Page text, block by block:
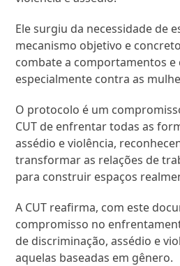
Ele surgiu da necessidade de
mecanismo objetivo e
combate a comportamentos e
especialmente contra as
O protocolo é um
CUT de enfrentar todas as
assédio e violência,
transformar as relações de
para construir espaços
A CUT reafirma, com este
compromisso no
de discriminação, assédio e
aquelas baseadas em gênero.